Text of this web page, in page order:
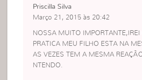
Priscilla Silva
Março 21, 2015 às 20:42
NOSSA MUITO IMPORTANTE,IREI
PRATICA MEU FILHO ESTA NA
AS VEZES TEM A MESMA
NTENDO.